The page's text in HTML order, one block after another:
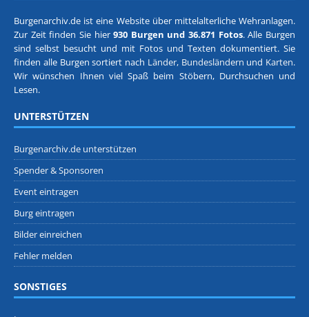
Burgenarchiv.de ist eine Website über mittelalterliche Wehranlagen.
Zur Zeit finden Sie hier930 Burgen und 36.871 Fotos. Alle Burgen
sind selbst besucht und mit Fotos und Texten dokumentiert. Sie
finden alle Burgen sortiert nach Länder, Bundesländern und Karten.
Wir wünschen Ihnen viel Spaß beim Stöbern, Durchsuchen und
Lesen.
UNTERSTÜTZEN
Burgenarchiv.de unterstützen
Spender & Sponsoren
Event eintragen
Burg eintragen
Bilder einreichen
Fehler melden
SONSTIGES